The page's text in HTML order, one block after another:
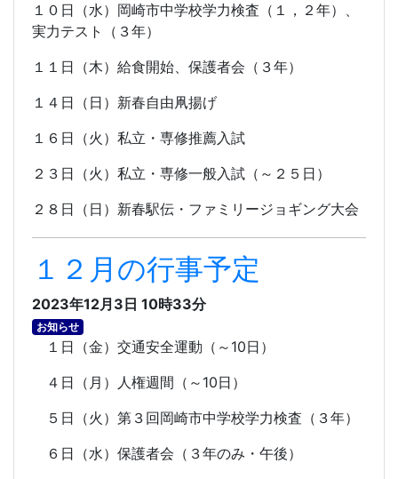
１０日（水）岡崎市中学校学力検査（１，２年）、
実力テスト（３年）
１１日（木）給食開始、保護者会（３年）
１４日（日）新春自由凧揚げ
１６日（火）私立・専修推薦入試
２３日（火）私立・専修一般入試（～２５日）
２８日（日）新春駅伝・ファミリージョギング大会
１２月の行事予定
2023年12月3日 10時33分
お知らせ
１日（金）交通安全運動（～ 10日）
４日（月）人権週間（～ 10日）
５日（火）第３回岡崎市中学校学力検査（３年）
６日（水）保護者会（３年のみ・午後）